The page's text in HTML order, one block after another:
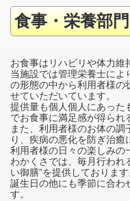
食事・栄養部門
お食事はリハビリや体力維
当施設では管理栄養士に
の形態の中から利用者様の
せていただいています。
提供量も個人個人にあった
でお食事に満足感が得られ
また、利用者様のお体の
り、疾病の悪化を防ぎ治癒
利用者様の日々の楽しみの
わかくさでは、毎月行われ
い御膳”を提供しております
誕生日の他にも季節に合わ
す。